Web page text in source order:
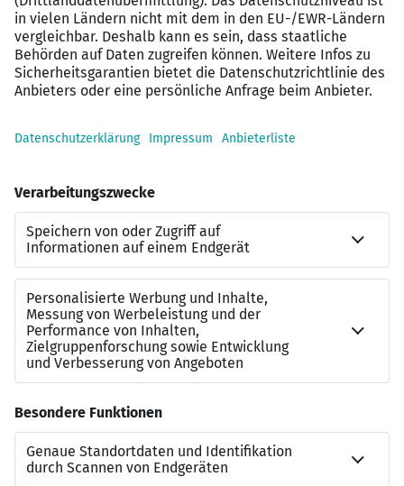
regelmäßige Inforeihen
Arbeitsumgebung & Strukturen| z.B. moderne
Strukturen für individuelle Freiräume und
Eigenverantwortung; Baustellencontainer mit
Elektro- bzw. Gasheizung; hochwertige
Der LANG-Faktor| z.B. Digitalisierung und
Innovation aus Motivation – mit eigenem BIM-
Team zur Abwicklung unserer digitalen
Baustellen; Zusammenarbeit und Respekt aus
Tradition – mit familiärem Wertebild sowie
offener, ehrlicher und vertraulicher
Kommunikation
Dann freuen wir uns auf Ihre Bewerbung! In nur 60
Sekunden und ohne Anschreiben.